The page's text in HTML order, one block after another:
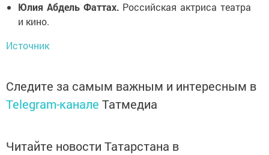
Юлия Абдель Фаттах. Российская актриса театра
и кино.
Источник
Следите за самым важным и интересным в
Telegram-канале Татмедиа
Читайте новости Татарстана в